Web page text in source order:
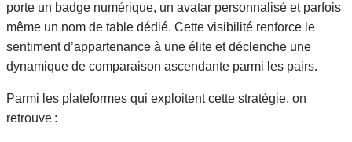
porte un badge numérique, un avatar personnalisé et parfois
même un nom de table dédié. Cette visibilité renforce le
sentiment d’appartenance à une élite et déclenche une
dynamique de comparaison ascendante parmi les pairs.
Parmi les plateformes qui exploitent cette stratégie, on
retrouve :